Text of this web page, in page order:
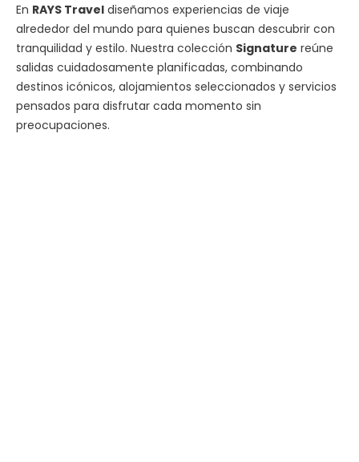
En RAYS Travel diseñamos experiencias de viaje
alrededor del mundo para quienes buscan descubrir con
tranquilidad y estilo. Nuestra colección Signature reúne
salidas cuidadosamente planificadas, combinando
destinos icónicos, alojamientos seleccionados y servicios
pensados para disfrutar cada momento sin
preocupaciones.